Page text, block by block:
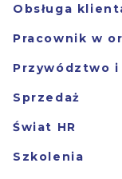
Obsługa
Pracownik w
Przywództwo
Sprzedaż
Świat HR
Szkolenia